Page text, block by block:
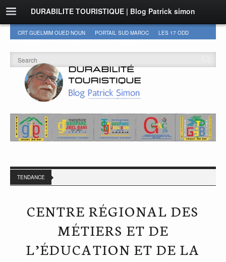
DURABILITE TOURISTIQUE | Blog Patrick simon
CRT GUELMIM OUED NOUN PORTAIL SUD MAROC
LES 17 ODD
TENDANCE
CENTRE RÉGIONAL DES
MÉTIERS ET DE
L’ÉDUCATION ET DE LA